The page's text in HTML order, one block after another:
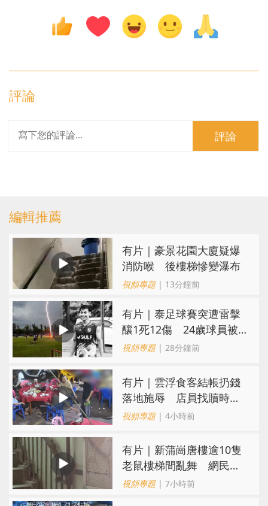
評論
評論
編輯推薦
有片｜豪景花園大廈疑爆
消防喉 後樓梯慘變瀑布
視頻專題| 13分鐘前
有片｜泰足球賽突遭雷擊
釀1死12傷 24歲球員被
閃電劈中亡
視頻專題| 28分鐘前
​有片｜雲浮食客結帳扔錢
落地施辱 店員找贖時還
施彼身獲老闆肯定
視頻專題| 4小時前
有片｜新蒲崗唐樓逾10隻
老鼠樓梯間亂舞 網民嚇
親：每次經過都要好大勇
視頻專題| 7小時前